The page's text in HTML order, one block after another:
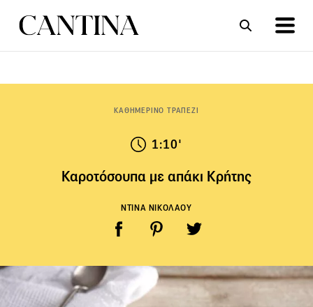
ΚΑΘΗΜΕΡΙΝΟ ΤΡΑΠΕΖΙ
1:10'
Καροτόσουπα με απάκι Κρήτης
ΝΤΙΝΑ ΝΙΚΟΛΑΟΥ